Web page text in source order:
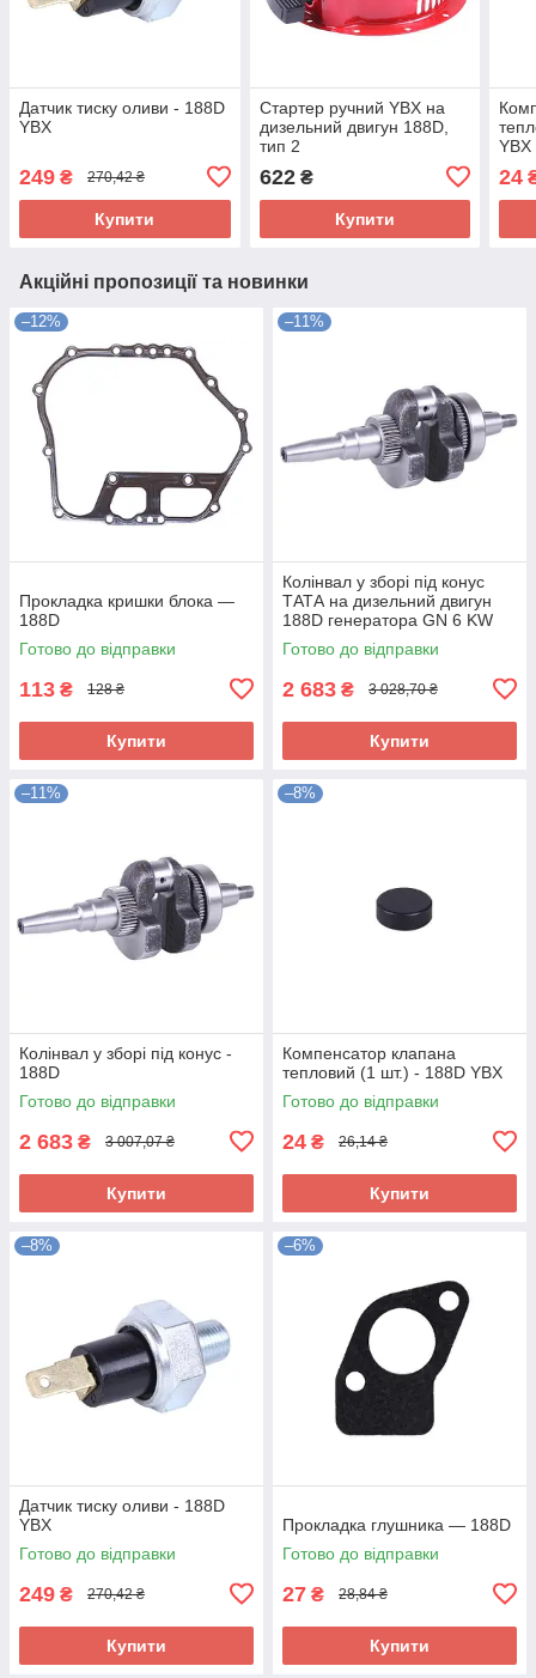
Датчик тиску оливи - 188D
YBX
249 ₴ 270,42 ₴
Купити
Стартер ручний YBX на
дизельний двигун 188D,
тип 2
622₴
Купити
YBX
24
Акційні пропозиції та новинки
–12%
Прокладка кришки блока —
188D
Готово до відправки
113 ₴ 128 ₴
Купити
–11%
Колінвал у зборі під конус
ТАТА на дизельний двигун
188D генератора GN 6 KW
Готово до відправки
2 683 ₴ 3 028,70 ₴
Купити
–11%
Колінвал у зборі під конус -
188D
Готово до відправки
2 683 ₴ 3 007,07 ₴
Купити
–8%
Компенсатор клапана
тепловий (1 шт.) - 188D YBX
Готово до відправки
24 ₴ 26,14 ₴
Купити
–8%
Датчик тиску оливи - 188D
YBX
Готово до відправки
249 ₴ 270,42 ₴
Купити
–6%
Прокладка глушника — 188D
Готово до відправки
27 ₴ 28,84 ₴
Купити